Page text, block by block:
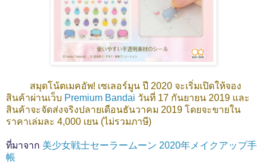
สมุดโน้ตเมคอัพ! เซเลอร์มูน ปี 2020 จะเริ่มเปิดให้จอง
สินค้าผ่านเว็บ Premium Bandai วันที่ 17 กันยายน 2019 และ
สินค้าจะจัดส่งจริงปลายเดือนธันวาคม 2019 โดยจะขายใน
ราคาเล่มละ 4,000 เยน (ไม่รวมภาษี)
ที่มาจาก 美少女戦士セーラームーン 2020年メイクアップ手
帳